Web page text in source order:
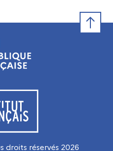
l’Institut français
droits réservés 2026